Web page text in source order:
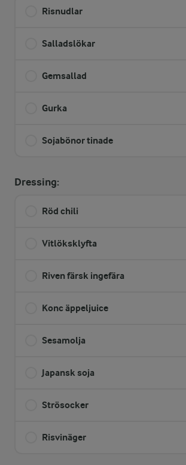
Risnudlar
Salladslökar
Gemsallad
Gurka
Sojabönor tinade
Dressing:
Röd chili
Vitlöksklyfta
Riven färsk ingefära
Konc äppeljuice
Sesamolja
Japansk soja
Strösocker
Risvinäger